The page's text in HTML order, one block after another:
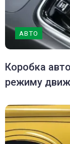
АВТО
Коробка
режиму